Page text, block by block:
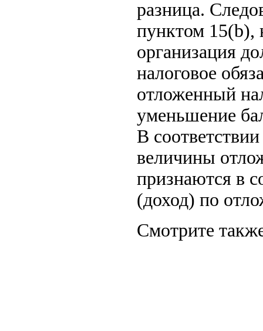
разница.
пунктом 15(b),
организация
налоговое
отложенный
уменьшение
В
величины
признаются в
(доход) по
Смотрите